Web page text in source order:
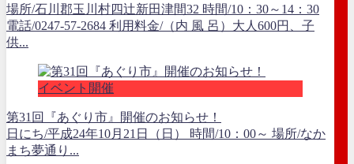
場所/石川郡玉川村四辻新田津間32 時間/10：30～14：30
電話/0247-57-2684 利用料金/（内 風 呂）大人600円、子
供...
イベント開催
第31回『あぐり市』開催のお知らせ！
日にち/平成24年10月21日（日） 時間/10：00～ 場所/なか
まち夢通り...